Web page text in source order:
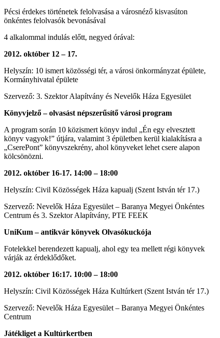
Pécsi érdekes történetek felolvasása a városnéző kisvasúton
önkéntes felolvasók bevonásával
4 alkalommal indulás előtt, negyed órával:
2012. október 12 – 17.
Helyszín: 10 ismert közösségi tér, a városi önkormányzat épülete,
Kormányhivatal épülete
Szervező: 3. Szektor Alapítvány és Nevelők Háza Egyesület
Könyvjelző – olvasást népszerűsítő városi program
A program során 10 közismert könyv indul „Én egy elvesztett
könyv vagyok!” útjára, valamint 3 épületben kerül kialakításra a
„CserePont” könyvszekrény, ahol könyveket lehet csere alapon
kölcsönözni.
2012. október 16-17. 14:00 – 18:00
Helyszín: Civil Közösségek Háza kapualj (Szent István tér 17.)
Szervező: Nevelők Háza Egyesület – Baranya Megyei Önkéntes
Centrum és 3. Szektor Alapítvány, PTE FEEK
UniKum – antikvár könyvek Olvasókuckója
Fotelekkel berendezett kapualj, ahol egy tea mellett régi könyvek
várják az érdeklődőket.
2012. október 16:17. 10:00 – 18:00
Helyszín: Civil Közösségek Háza Kultúrkert (Szent István tér 17.)
Szervező: Nevelők Háza Egyesület – Baranya Megyei Önkéntes
Centrum
Játékliget a Kultúrkertben